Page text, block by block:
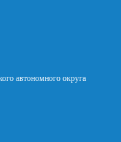
автономного округа